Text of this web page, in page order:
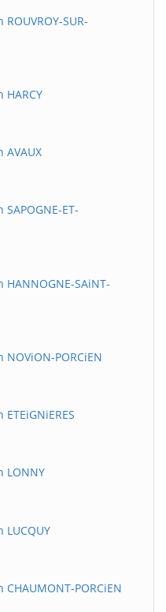
SUR-
ET-
SAiNT-
PORCiEN
LONNY
PORCiEN